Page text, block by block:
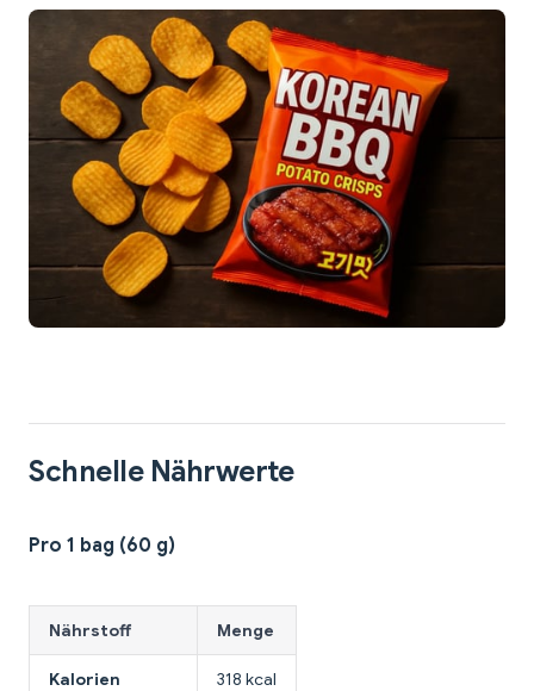
Schnelle Nährwerte
Pro 1 bag (60 g)
Nährstoff Menge
Kalorien 318 kcal